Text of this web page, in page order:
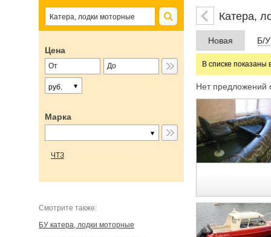
Цена
руб.
Марка
ЧТЗ
Cмотрите также:
БУ катера, лодки моторные
Катера,
Новая Б/У
В списке показаны
Нет предложений